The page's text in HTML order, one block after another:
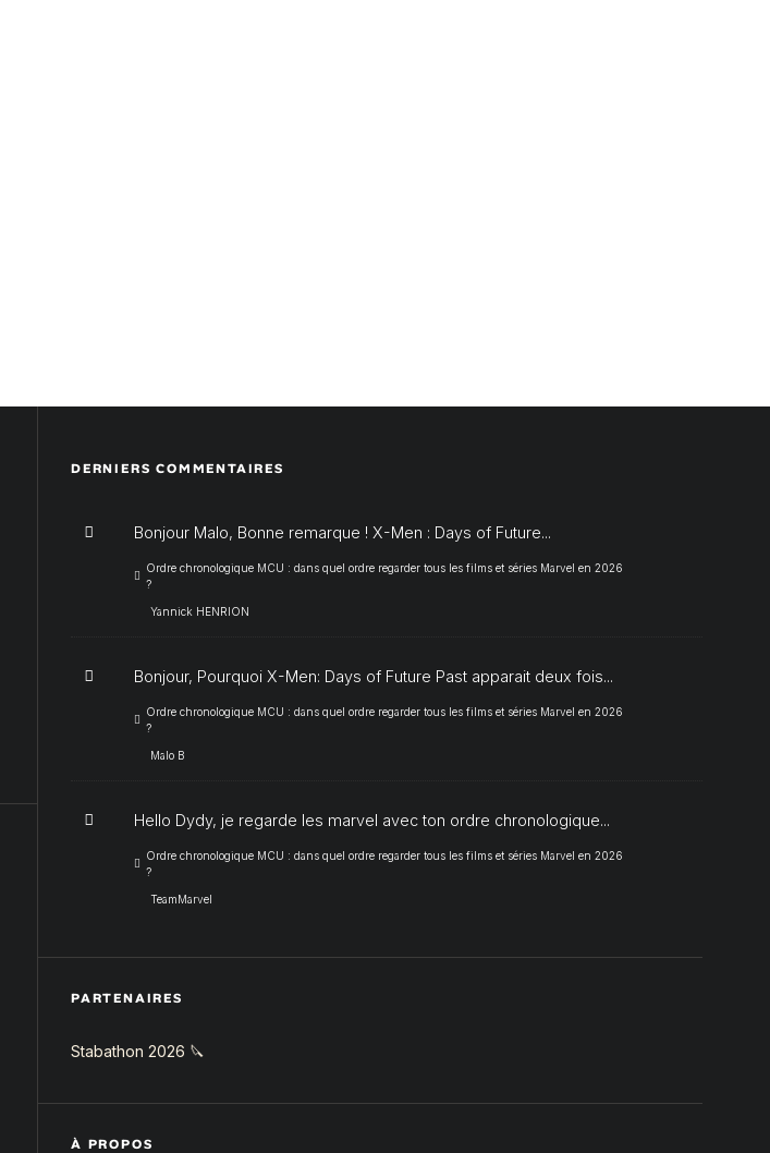
DERNIERS COMMENTAIRES
Bonjour Malo, Bonne remarque ! X-Men : Days of Future...
Ordre chronologique MCU : dans quel ordre regarder tous les films et séries Marvel en 2026
?
Yannick HENRION
Bonjour, Pourquoi X-Men: Days of Future Past apparait deux fois...
Ordre chronologique MCU : dans quel ordre regarder tous les films et séries Marvel en 2026
?
Malo B
Hello Dydy, je regarde les marvel avec ton ordre chronologique...
Ordre chronologique MCU : dans quel ordre regarder tous les films et séries Marvel en 2026
?
TeamMarvel
PARTENAIRES
Stabathon 2026 🔪
À PROPOS